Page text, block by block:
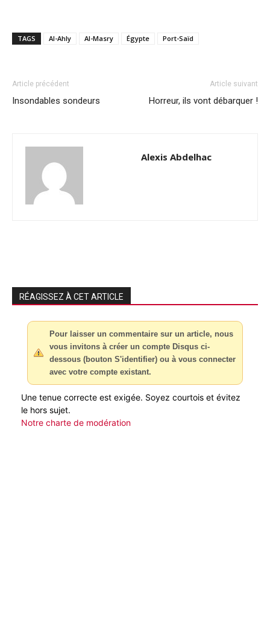
TAGS Al-Ahly Al-Masry Égypte Port-Saïd
Article précédent
Insondables sondeurs
Article suivant
Horreur, ils vont débarquer !
Alexis Abdelhac
RÉAGISSEZ À CET ARTICLE
Pour laisser un commentaire sur un article, nous
vous invitons à créer un compte Disqus ci-
dessous (bouton S'identifier) ou à vous connecter
avec votre compte existant.
Une tenue correcte est exigée. Soyez courtois et évitez
le hors sujet.
Notre charte de modération